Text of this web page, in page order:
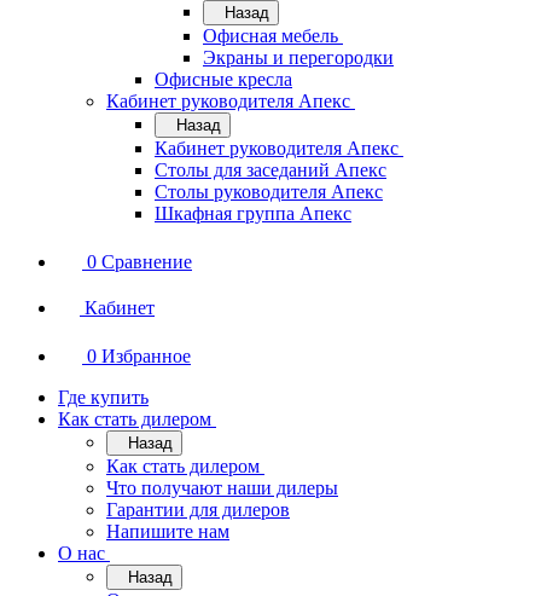
Назад
Офисная мебель
Экраны и перегородки
Офисные кресла
Кабинет руководителя Апекс
Назад
Кабинет руководителя Апекс
Столы для заседаний Апекс
Столы руководителя Апекс
Шкафная группа Апекс
0 Сравнение
Кабинет
0 Избранное
Где купить
Как стать дилером
Назад
Как стать дилером
Что получают наши дилеры
Гарантии для дилеров
Напишите нам
О нас
Назад